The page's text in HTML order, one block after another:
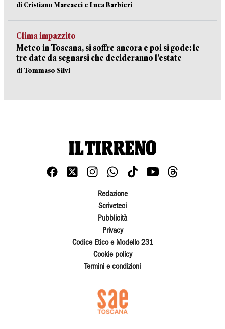
di Cristiano Marcacci e Luca Barbieri
Clima impazzito
Meteo in Toscana, si soffre ancora e poi si gode: le
tre date da segnarsi che decideranno l’estate
di Tommaso Silvi
Redazione
Scriveteci
Pubblicità
Privacy
Codice Etico e Modello 231
Cookie policy
Termini e condizioni